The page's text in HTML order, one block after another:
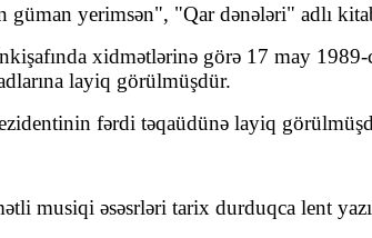
güman yerimsən", "Qar dənələri" adlı
xidmətlərinə görə 17 may
layiq görülmüşdür.
fərdi təqaüdünə layiq
musiqi əsəsrləri tarix durduqca lent